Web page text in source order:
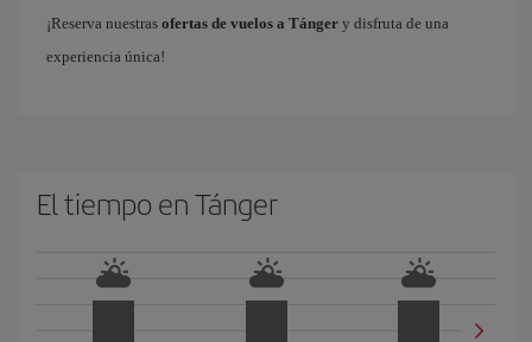
¡Reserva nuestras ofertas de vuelos a Tánger y disfruta de una
experiencia única!
El tiempo en Tánger